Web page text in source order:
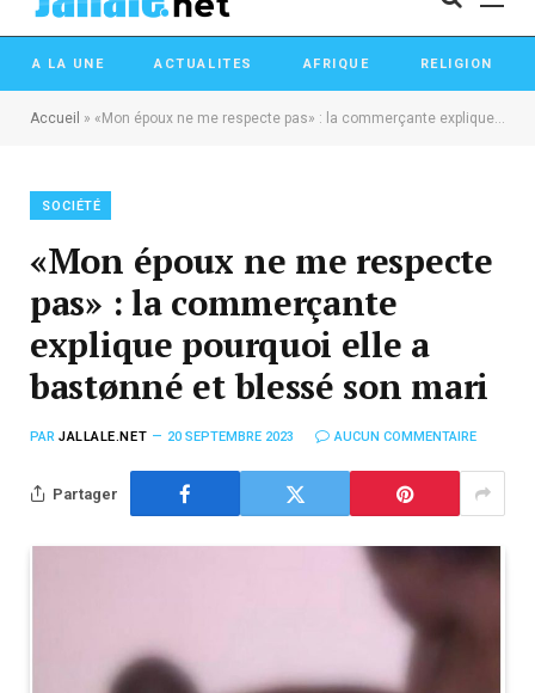
A LA UNE ACTUALITES AFRIQUE RELIGION
Accueil » «Mon époux ne me respecte pas» : la commerçante explique pourquoi elle a bastønné et blessé son mari
SOCIÉTÉ
«Mon époux ne me respecte
pas» : la commerçante
explique pourquoi elle a
bastønné et blessé son mari
PAR JALLALE.NET 20 SEPTEMBRE 2023 AUCUN COMMENTAIRE
Partager